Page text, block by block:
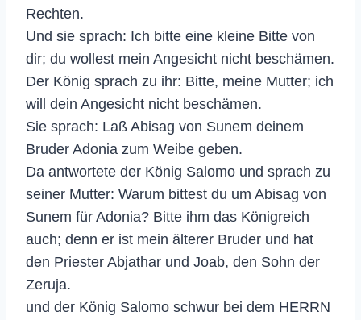
Rechten.
Und sie sprach: Ich bitte eine kleine Bitte von
dir; du wollest mein Angesicht nicht beschämen.
Der König sprach zu ihr: Bitte, meine Mutter; ich
will dein Angesicht nicht beschämen.
Sie sprach: Laß Abisag von Sunem deinem
Bruder Adonia zum Weibe geben.
Da antwortete der König Salomo und sprach zu
seiner Mutter: Warum bittest du um Abisag von
Sunem für Adonia? Bitte ihm das Königreich
auch; denn er ist mein älterer Bruder und hat
den Priester Abjathar und Joab, den Sohn der
Zeruja.
und der König Salomo schwur bei dem HERRN